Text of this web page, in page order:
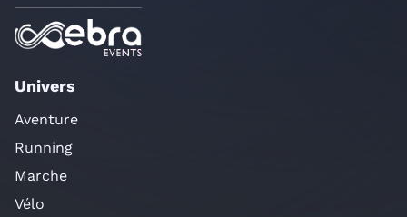
Univers
Aventure
Running
Marche
Vélo